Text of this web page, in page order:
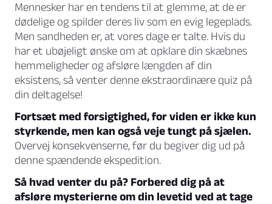
Mennesker har en tendens til at glemme, at de er
dødelige og spilder deres liv som en evig legeplads.
Men sandheden er, at vores dage er talte. Hvis du
har et ubøjeligt ønske om at opklare din skæbnes
hemmeligheder og afsløre længden af din
eksistens, så venter denne ekstraordinære quiz på
din deltagelse!
Fortsæt med forsigtighed, for viden er ikke kun
styrkende, men kan også veje tungt på sjælen.
Overvej konsekvenserne, før du begiver dig ud på
denne spændende ekspedition.
Så hvad venter du på? Forbered dig på at
afsløre mysterierne om din levetid ved at tage